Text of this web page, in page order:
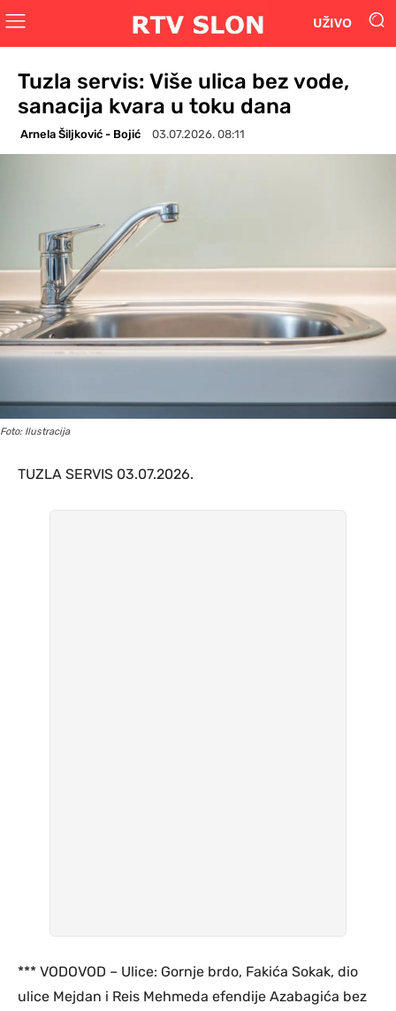
UŽIVO
Tuzla servis: Više ulica bez vode,
sanacija kvara u toku dana
Arnela Šiljković - Bojić 03.07.2026. 08:11
Foto: Ilustracija
TUZLA SERVIS 03.07.2026.
*** VODOVOD – Ulice: Gornje brdo, Fakića Sokak, dio
ulice Mejdan i Reis Mehmeda efendije Azabagića bez